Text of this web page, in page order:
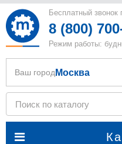
Бесплатный звонок
8 (800)
Режим работы:
Ваш город Москва